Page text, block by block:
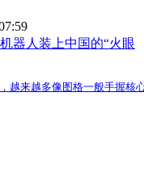
器人装上中国的“火眼
越来越多像图格一般手握